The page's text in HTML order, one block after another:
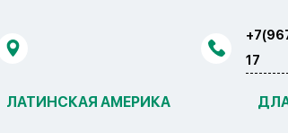
17
ЛАТИНСКАЯ АМЕРИКА